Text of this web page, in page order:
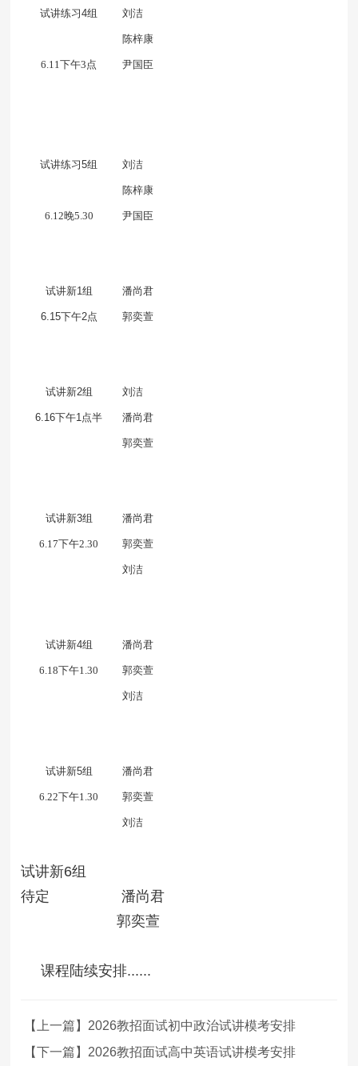
试讲练习4组 刘洁
6.11下午3点
陈梓康
尹国臣
试讲练习5组 刘洁
6.12晚5.30
陈梓康
尹国臣
试讲新1 组 潘尚君
6.15下午2点 郭奕萱
试讲新2组 刘洁
6.16下午1 点半 潘尚君
郭奕萱
试讲新3组 潘尚君
6.17下午2.30 郭奕萱
刘洁
试讲新4组 潘尚君
6.18下午1.30 郭奕萱
刘洁
试讲新5组 潘尚君
6.22下午1.30 郭奕萱
刘洁
试讲新6组
待定 潘尚君
郭奕萱
课程陆续安排......
【上一篇】2026教招面试初中政治试讲模考安排
【下一篇】2026教招面试高中英语试讲模考安排